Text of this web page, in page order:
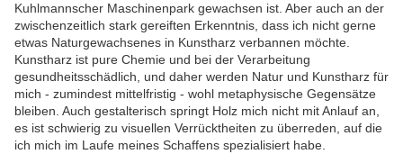
Kuhlmannscher Maschinenpark gewachsen ist. Aber auch an der
zwischenzeitlich stark gereiften Erkenntnis, dass ich nicht gerne
etwas Naturgewachsenes in Kunstharz verbannen möchte.
Kunstharz ist pure Chemie und bei der Verarbeitung
gesundheitsschädlich, und daher werden Natur und Kunstharz für
mich - zumindest mittelfristig - wohl metaphysische Gegensätze
bleiben. Auch gestalterisch springt Holz mich nicht mit Anlauf an,
es ist schwierig zu visuellen Verrücktheiten zu überreden, auf die
ich mich im Laufe meines Schaffens spezialisiert habe.